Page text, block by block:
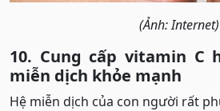
(Ảnh: Internet)
10. Cung cấp vitamin C
miễn dịch khỏe mạnh
Hệ miễn dịch của con người rất